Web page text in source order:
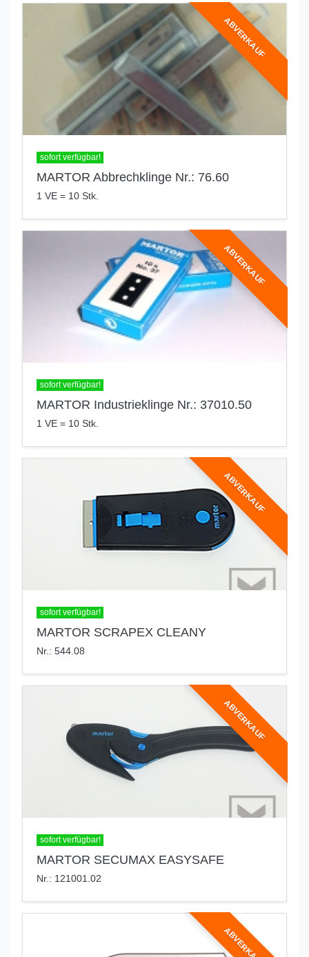
ABVERKAUF
sofort verfügbar!
MARTOR Abbrechklinge Nr.: 76.60
1 VE = 10 Stk.
ABVERKAUF
sofort verfügbar!
MARTOR Industrieklinge Nr.: 37010.50
1 VE = 10 Stk.
ABVERKAUF
sofort verfügbar!
MARTOR SCRAPEX CLEANY
Nr.: 544.08
ABVERKAUF
sofort verfügbar!
MARTOR SECUMAX EASYSAFE
Nr.: 121001.02
ABVERKAUF